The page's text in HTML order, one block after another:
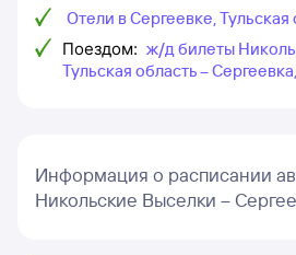
Отели в Сергеевке, Тульская
Поездом: ж/д билеты
Тульская область –
Информация о расписании
Никольские Выселки –